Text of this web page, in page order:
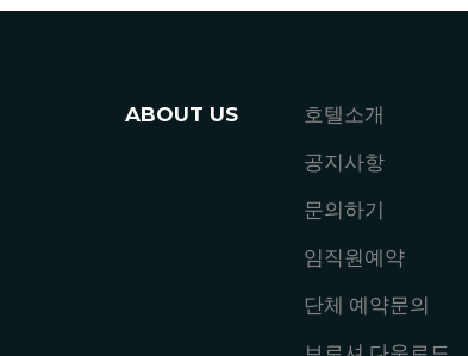
ABOUT US
호텔소개
공지사항
문의하기
임직원예약
단체 예약문의